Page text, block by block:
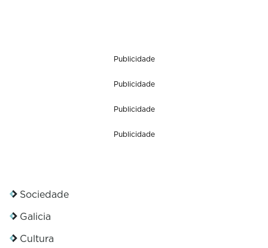
Publicidade
Publicidade
Publicidade
Publicidade
Sociedade
Galicia
Cultura